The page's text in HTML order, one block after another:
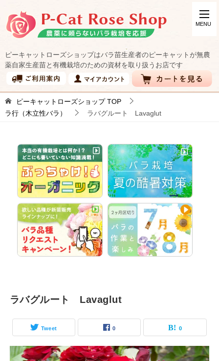
ピーキャットローズショップはバラ苗生産者のピーキャットが無農
薬自家生産苗と有機栽培のための資材を取り扱うお店です
ピーキャットローズショップTOP
ラ行（木立性バラ）
ラバグルート Lavaglut
ラバグルート Lavaglut
Tweet 0 0